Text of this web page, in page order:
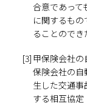
合意であって
に関するも
ることのでき
[3] 甲保険会社
保険会社の
生した交通
する相互協